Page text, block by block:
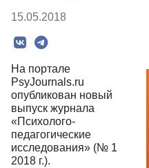
15.05.2018
На портале
PsyJournals.ru
опубликован новый
выпуск журнала
«Психолого-
педагогические
исследования» (№ 1
2018 г.).